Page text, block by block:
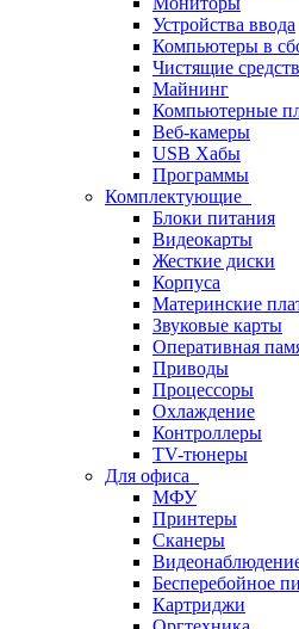
Устройства ввода
Компьютеры в
Чистящие
Майнинг
Компьютерные
Веб-камеры
USB Хабы
Программы
Комплектующие
Блоки питания
Видеокарты
Жесткие диски
Корпуса
Материнские
Звуковые карты
Оперативная
Приводы
Процессоры
Охлаждение
Контроллеры
TV-тюнеры
Для офиса
МФУ
Принтеры
Сканеры
Бесперебойное
Картриджи